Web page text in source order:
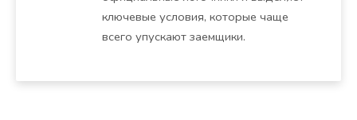
ключевые условия, которые чаще
всего упускают заемщики.